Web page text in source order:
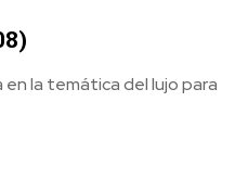
la temática del lujo para